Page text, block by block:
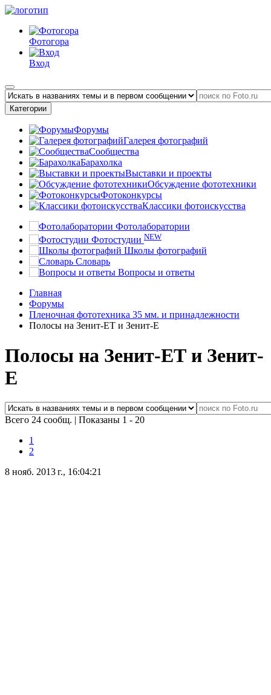
Фотогора
Вход
Категории
Форумы
Галерея фотографий
Сообщества
Барахолка
Выставки и проекты
Обсуждение фототехники
Фотоконкурсы
Классики фотоискусства
Фотолаборатории
Фотостудии NEW
Школы фотографий
Словарь
Вопросы и ответы
Главная
Форумы
Пленочная фототехника 35 мм. и принадлежности
Полосы на Зенит-ЕТ и Зенит-Е
Полосы на Зенит-ЕТ и Зенит-
Е
Всего 24 сообщ. | Показаны 1 - 20
1
2
8 нояб. 2013 г., 16:04:21